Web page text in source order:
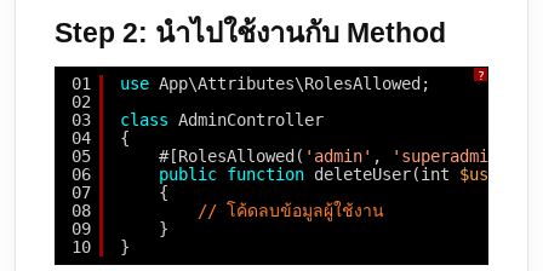
Step 2: นำไปใช้งานกับ Method
?
01
02
03
04
05
06
07
08
09
10
use App\Attributes\RolesAllowed;
class AdminController
{
#[RolesAllowed( 'admin' , 'superadmin'
public function deleteUser(int $userId
{
// โค้ดลบข้อมูลผู้ใช้งาน
}
}